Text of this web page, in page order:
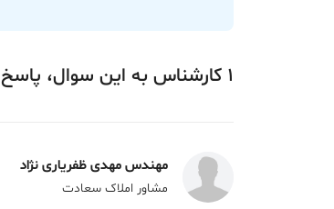
1 کارشناس به این سوال، پاسخ
مهندس مهدی ظفریاری نژاد
مشاور املاک سعادت